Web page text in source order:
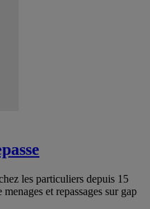
les particuliers depuis 15
et repassages sur gap